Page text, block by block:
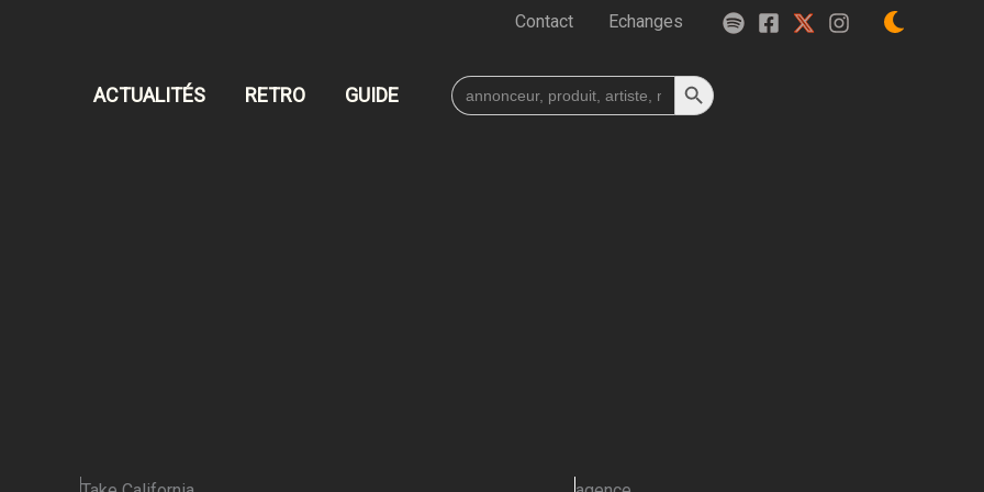
Contact Echanges
ACTUALITÉS RETRO GUIDE
Search
for:
Search Button